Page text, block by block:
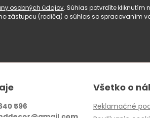
osobných údajov. Súhlas potvrdíte kliknutím
zástupcu (rodiča) o súhlas so spracovaním
596
Všetko o
Reklamačné